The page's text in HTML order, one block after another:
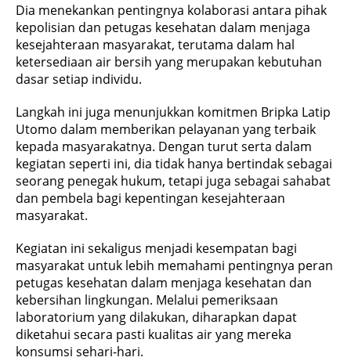
Dia menekankan pentingnya kolaborasi antara pihak
kepolisian dan petugas kesehatan dalam menjaga
kesejahteraan masyarakat, terutama dalam hal
ketersediaan air bersih yang merupakan kebutuhan
dasar setiap individu.
Langkah ini juga menunjukkan komitmen Bripka Latip
Utomo dalam memberikan pelayanan yang terbaik
kepada masyarakatnya. Dengan turut serta dalam
kegiatan seperti ini, dia tidak hanya bertindak sebagai
seorang penegak hukum, tetapi juga sebagai sahabat
dan pembela bagi kepentingan kesejahteraan
masyarakat.
Kegiatan ini sekaligus menjadi kesempatan bagi
masyarakat untuk lebih memahami pentingnya peran
petugas kesehatan dalam menjaga kesehatan dan
kebersihan lingkungan. Melalui pemeriksaan
laboratorium yang dilakukan, diharapkan dapat
diketahui secara pasti kualitas air yang mereka
konsumsi sehari-hari.